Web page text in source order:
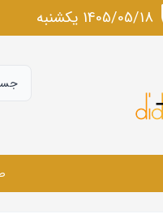
1405/05/18 يكشنبه